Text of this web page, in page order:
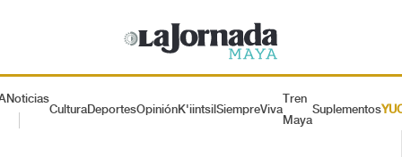
Noticias
CulturaDeportesOpiniónK'iintsil SiempreViva
Tren
Maya
Suplementos